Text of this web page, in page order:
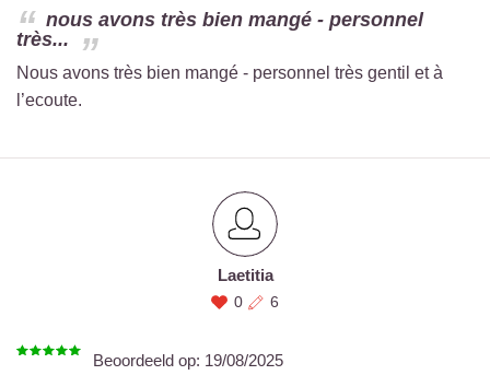
nous avons très bien mangé - personnel
très...
Nous avons très bien mangé - personnel très gentil et à
l’ecoute.
Laetitia
0 6
Beoordeeld op: 19/08/2025